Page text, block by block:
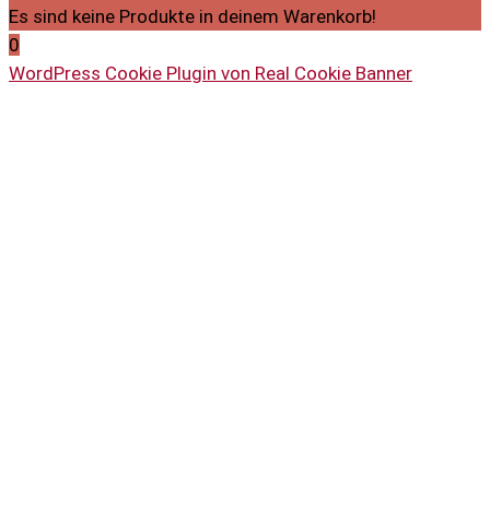
Es sind keine Produkte in deinem Warenkorb!
0
WordPress Cookie Plugin von Real Cookie Banner